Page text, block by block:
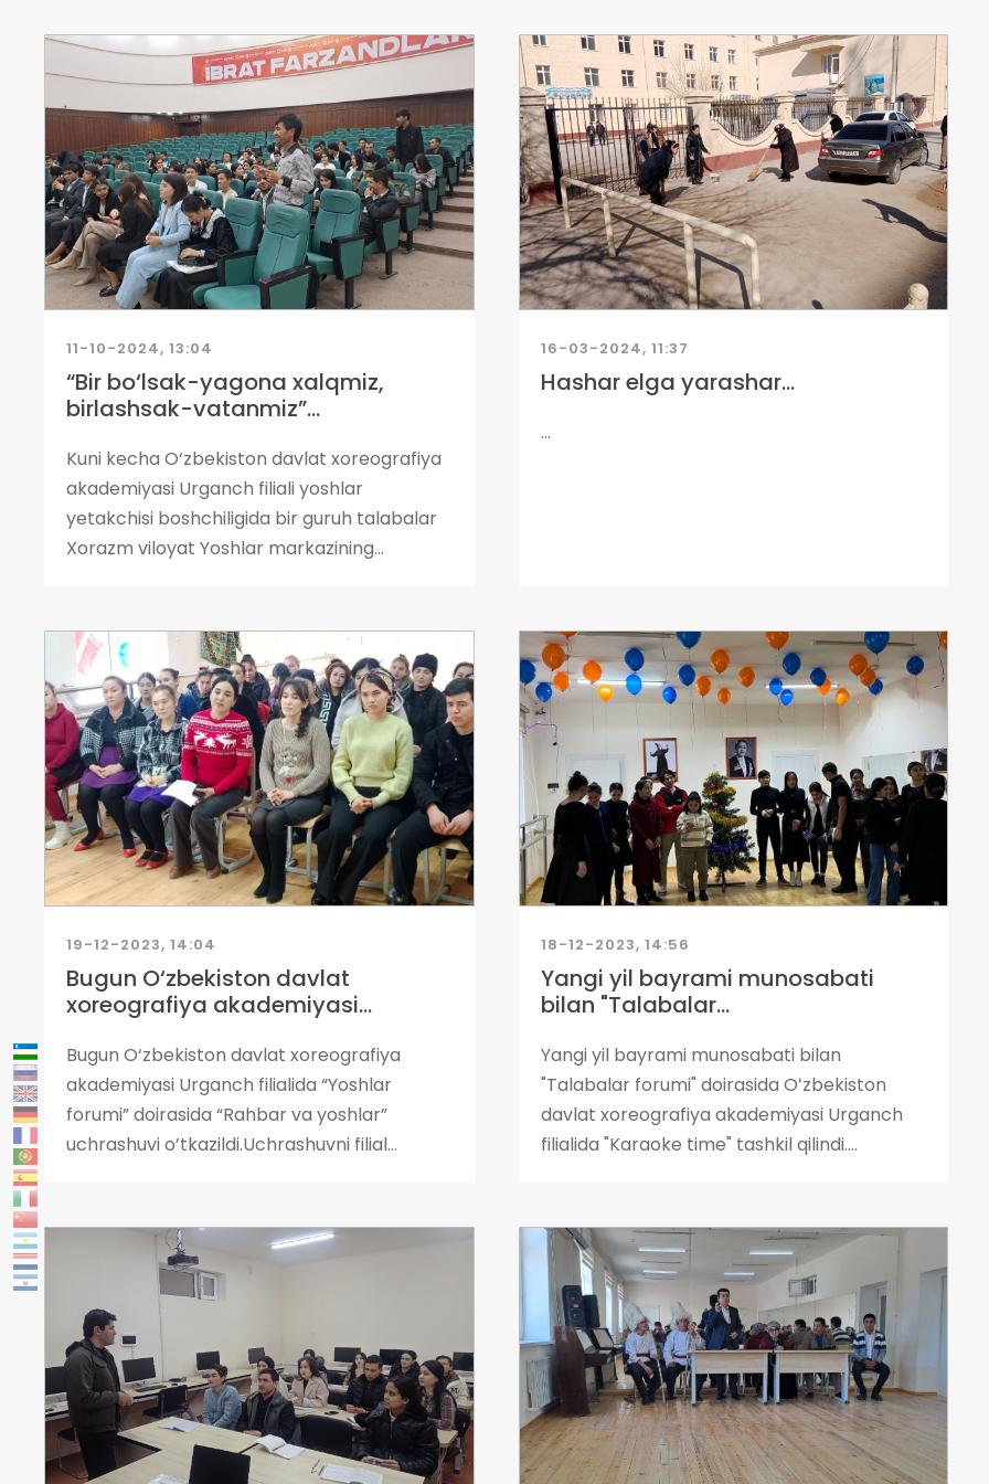
11-10-2024, 13:04
“Bir bo‘lsak-yagona xalqmiz,
birlashsak-vatanmiz”...
Kuni kecha O‘zbekiston davlat xoreografiya
akademiyasi Urganch filiali yoshlar
yetakchisi boshchiligida bir guruh talabalar
Xorazm viloyat Yoshlar markazining...
16-03-2024, 11:37
Hashar elga yarashar...
...
19-12-2023, 14:04
Bugun O‘zbekiston davlat
xoreografiya akademiyasi...
Bugun O‘zbekiston davlat xoreografiya
akademiyasi Urganch filialida “Yoshlar
forumi” doirasida “Rahbar va yoshlar”
uchrashuvi o’tkazildi.Uchrashuvni filial...
18-12-2023, 14:56
Yangi yil bayrami munosabati
bilan "Talabalar...
Yangi yil bayrami munosabati bilan
"Talabalar forumi" doirasida Oʻzbekiston
davlat xoreografiya akademiyasi Urganch
filialida "Karaoke time" tashkil qilindi....